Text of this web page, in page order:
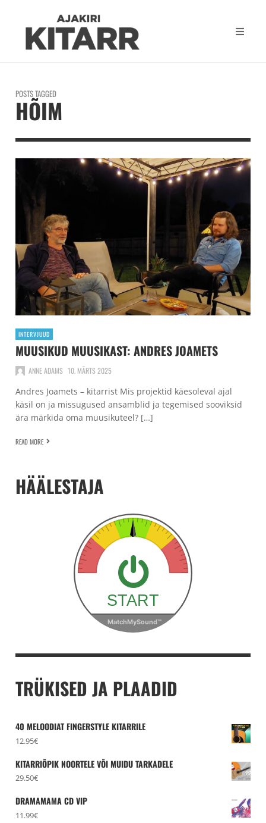
POSTS TAGGED
HÕIM
INTERVJUUD
MUUSIKUD MUUSIKAST: ANDRES JOAMETS
ANNE ADAMS 10. MÄRTS 2025
Andres Joamets – kitarrist Mis projektid käesoleval ajal
käsil on ja missugused ansamblid ja tegemised sooviksid
ära märkida oma muusikuteel? […]
READ MORE
HÄÄLESTAJA
TRÜKISED JA PLAADID
40 MELOODIAT FINGERSTYLE KITARRILE
12.95€
KITARRIÕPIK NOORTELE VÕI MUIDU TARKADELE
29.50€
DRAMAMAMA CD VIP
11.99€